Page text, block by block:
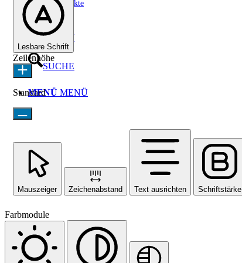
Sozialprojekte
KONTAKT
SUCHE
MENÜ MENÜ
Lesbare Schrift
Zeilenhöhe
Standard
Mauszeiger Zeichenabstand Text ausrichten Schriftstärke
Farbmodule